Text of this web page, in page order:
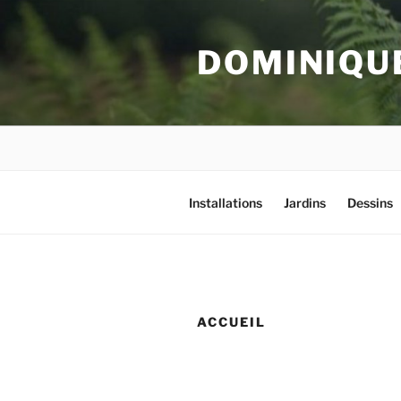
Aller
Installations Jardins Dessins
ACCUEIL